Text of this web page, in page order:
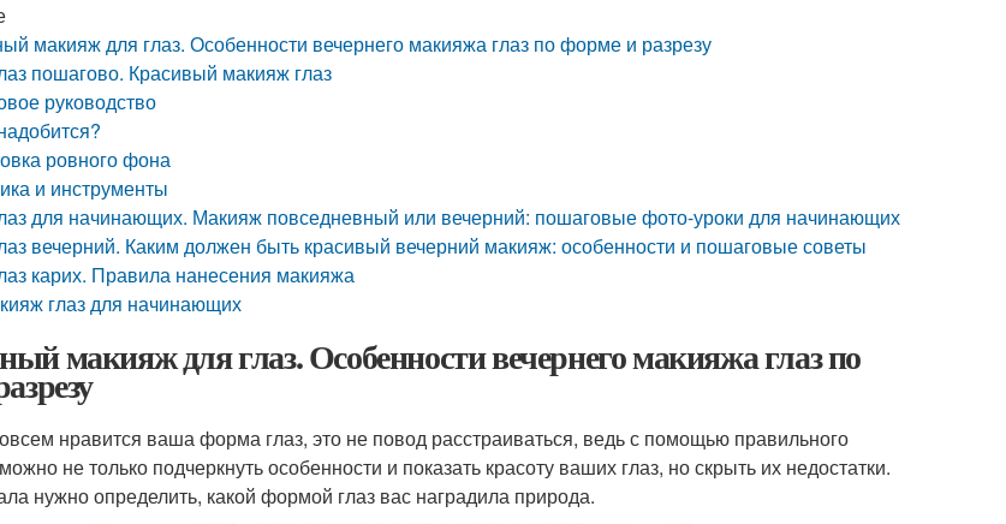
макияж для глаз. Особенности вечернего макияжа глаз по форме и разрезу
пошагово. Красивый макияж глаз
руководство
ровного фона
и инструменты
для начинающих. Макияж повседневный или вечерний: пошаговые фото-уроки для начинающих
вечерний. Каким должен быть красивый вечерний макияж: особенности и пошаговые советы
карих. Правила нанесения макияжа
глаз для начинающих
макияж для глаз. Особенности вечернего макияжа глаз по
нравится ваша форма глаз, это не повод расстраиваться, ведь с помощью правильного
не только подчеркнуть особенности и показать красоту ваших глаз, но скрыть их недостатки.
нужно определить, какой формой глаз вас наградила природа.